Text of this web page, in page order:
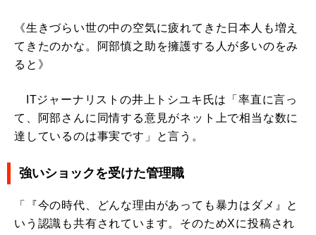
《生きづらい世の中の空気に疲れてきた日本人も増え
てきたのかな。阿部慎之助を擁護する人が多いのをみ
ると》
ITジャーナリストの井上トシユキ氏は「率直に言っ
て、阿部さんに同情する意見がネット上で相当な数に
達しているのは事実です」と言う。
強いショックを受けた管理職
「『今の時代、どんな理由があっても暴力はダメ』と
いう認識も共有されています。そのためXに投稿され